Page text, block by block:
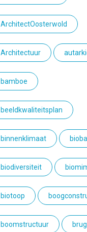
ArchitectOosterwold
Architectuur
bamboe
beeldkwaliteitsplan
binnenklimaat
biodiversiteit
biotoop
boomstructuur brug